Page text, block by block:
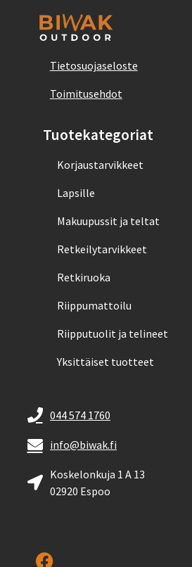
Tietosuojaseloste
Toimitusehdot
Tuotekategoriat
Korjaustarvikkeet
Lapsille
Makuupussit ja teltat
Retkeilytarvikkeet
Retkiruoka
Riippumattoilu
Riipputuolit ja telineet
Yksittäiset tuotteet
044 574 1760
info@biwak.fi
Koskelonkuja 1 A 13
02920 Espoo